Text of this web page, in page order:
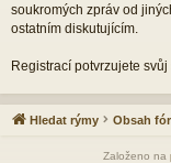
soukromých zpráv od
ostatním diskutujícím.
Registrací potvrzujete
Hledat rýmy Obsah
Založeno na